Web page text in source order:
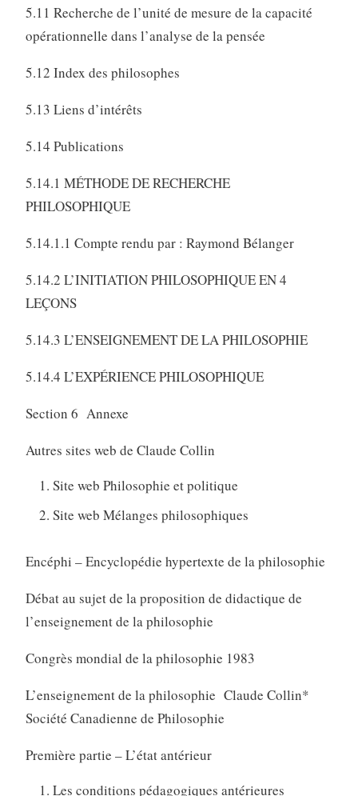
5.11 Recherche de l’unité de mesure de la capacité
opérationnelle dans l’analyse de la pensée
5.12 Index des philosophes
5.13 Liens d’intérêts
5.14 Publications
5.14.1 MÉTHODE DE RECHERCHE
PHILOSOPHIQUE
5.14.1.1 Compte rendu par : Raymond Bélanger
5.14.2 L’INITIATION PHILOSOPHIQUE EN 4
LEÇONS
5.14.3 L’ENSEIGNEMENT DE LA PHILOSOPHIE
5.14.4 L’EXPÉRIENCE PHILOSOPHIQUE
Section 6 Annexe
Autres sites web de Claude Collin
Site web Philosophie et politique
Site web Mélanges philosophiques
Encéphi – Encyclopédie hypertexte de la philosophie
Débat au sujet de la proposition de didactique de
l’enseignement de la philosophie
Congrès mondial de la philosophie 1983
L’enseignement de la philosophie Claude Collin*
Société Canadienne de Philosophie
Première partie – L’état antérieur
Les conditions pédagogiques antérieures